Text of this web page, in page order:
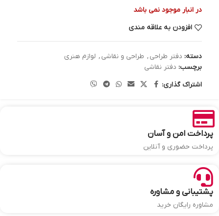
در انبار موجود نمی باشد
افزودن به علاقه مندی
دسته: دفتر طراحی , طراحی و نقاشی , لوازم هنری
برچسب: دفتر نقاشی
اشتراک گذاری:
پرداخت امن و آسان
پرداخت حضوری و آنلاین
پشتیبانی و مشاوره
مشاوره رایگان خرید